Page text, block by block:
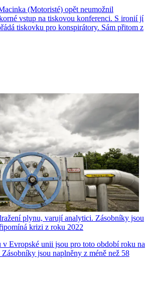
(Motoristé) opět neumožnil
vstup na tiskovou konferenci. S ironií jí
tiskovku pro konspirátory. Sám přitom z
plynu, varují analytici. Zásobníky jsou
krizi z roku 2022
v Evropské unii jsou pro toto období roku na
jsou naplněny z méně než 58